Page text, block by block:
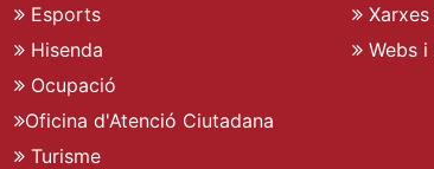
Esports
Hisenda
Ocupació
Oficina d'Atenció Ciutadana
Turisme
Webs